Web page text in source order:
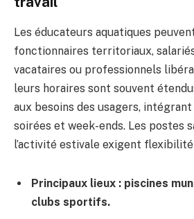
Les éducateurs aquatiques
fonctionnaires territoriaux,
vacataires ou professionnels
leurs horaires sont souvent
aux besoins des usagers,
soirées et week-ends. Les postes
l’activité estivale exigent
Principaux lieux : piscines
clubs sportifs.